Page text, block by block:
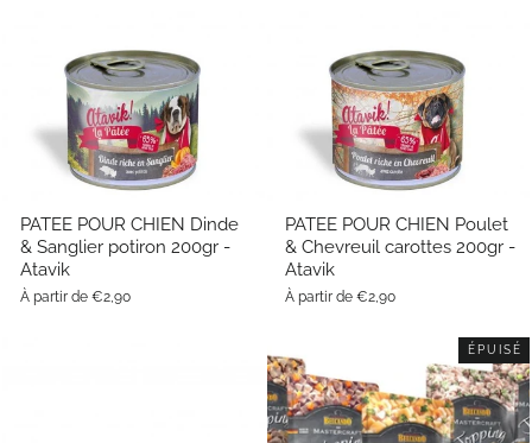
PATEE POUR CHIEN Dinde
& Sanglier potiron 200gr -
Atavik
À partir de €2,90
PATEE POUR CHIEN Poulet
& Chevreuil carottes 200gr -
Atavik
À partir de €2,90
ÉPUISÉ